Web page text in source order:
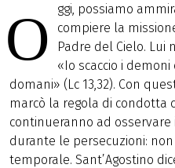
O
ggi, possiamo
compiere la
Padre del Cielo. Lui
«Io scaccio i demoni
domani» (Lc 13,32). Con
marcò la regola di condotta
continueranno ad osservare
durante le persecuzioni:
temporale. Sant’Agostino